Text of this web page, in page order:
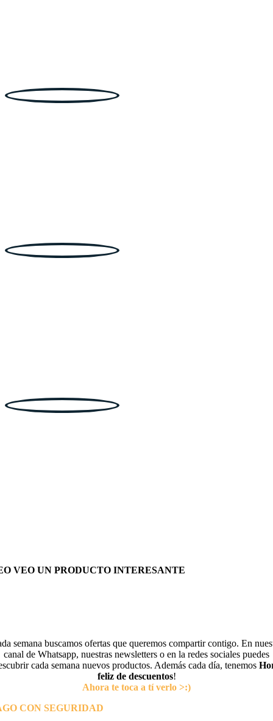
VEO UN PRODUCTO INTERESANTE
semana buscamos ofertas que queremos compartir contigo. En
canal de Whatsapp, nuestras newsletters o en la redes sociales puedes
cada semana nuevos productos. Además cada día, tenemos
feliz de descuentos!
Ahora te toca a tí verlo >:)
CON SEGURIDAD